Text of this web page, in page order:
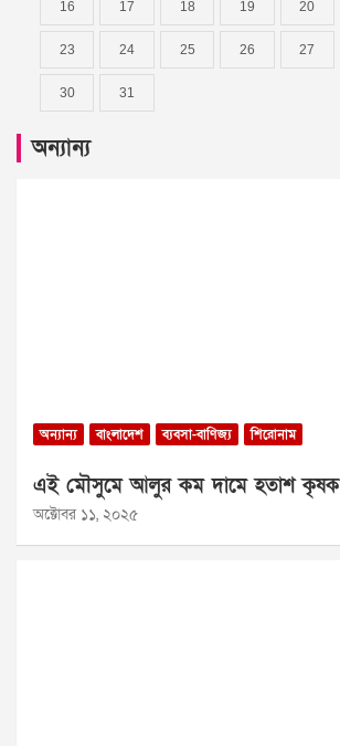
16 17 18 19 20
23 24 25 26 27
30 31
অন্যান্য
অন্যান্য বাংলাদেশ ব্যবসা-বাণিজ্য শিরোনাম
এই মৌসুমে আলুর কম দামে হতাশ কৃষক
অক্টোবর ১১, ২০২৫